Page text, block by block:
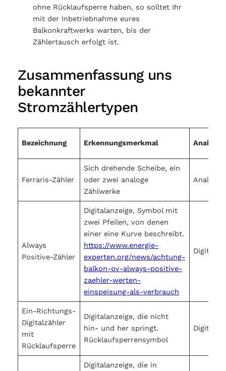
ohne Rücklaufsperre haben, so solltet Ihr
mit der Inbetriebnahme eures
Balkonkraftwerks warten, bis der
Zählertausch erfolgt ist.
Zusammenfassung uns
bekannter
Stromzählertypen
Bezeichnung Erkennungsmerkmal Analog/
Ferraris-Zähler
Sich drehende Scheibe, ein
oder zwei analoge
Zählwerke
Analog
Always
Positive-Zähler
Digitalanzeige, Symbol mit
zwei Pfeilen, von denen
einer eine Kurve beschreibt.
https://www.energie-
experten.org/news/achtung-
balkon-pv-always-positive-
zaehler-werten-
einspeisung-als-verbrauch
Digital
Ein-Richtungs-
Digitalzähler
mit
Rücklaufsperre
Digitalanzeige, die nicht
hin- und her springt.
Rücklaufsperrensymbol
Digital
Digitalanzeige, die in